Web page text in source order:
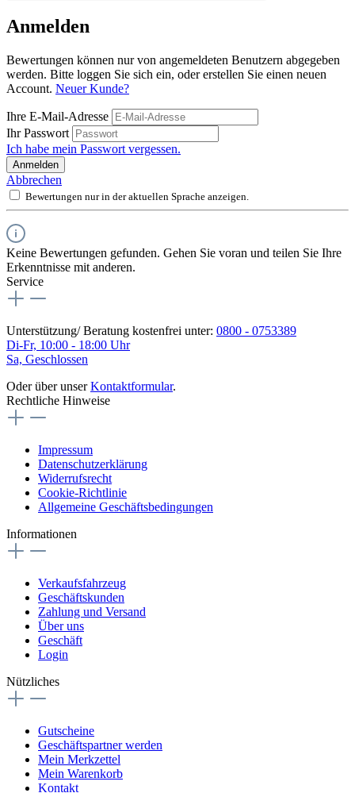
Anmelden
Bewertungen können nur von angemeldeten Benutzern abgegeben
werden. Bitte loggen Sie sich ein, oder erstellen Sie einen neuen
Account. Neuer Kunde?
Ihre E-Mail-Adresse
Ihr Passwort
Ich habe mein Passwort vergessen.
Anmelden
Abbrechen
Bewertungen nur in der aktuellen Sprache anzeigen.
Keine Bewertungen gefunden. Gehen Sie voran und teilen Sie Ihre
Erkenntnisse mit anderen.
Service
Unterstützung/ Beratung kostenfrei unter: 0800 - 0753389
Di-Fr, 10:00 - 18:00 Uhr
Sa, Geschlossen
Oder über unserKontaktformular.
Rechtliche Hinweise
Impressum
Datenschutzerklärung
Widerrufsrecht
Cookie-Richtlinie
Allgemeine Geschäftsbedingungen
Informationen
Verkaufsfahrzeug
Geschäftskunden
Zahlung und Versand
Über uns
Geschäft
Login
Nützliches
Gutscheine
Geschäftspartner werden
Mein Merkzettel
Mein Warenkorb
Kontakt